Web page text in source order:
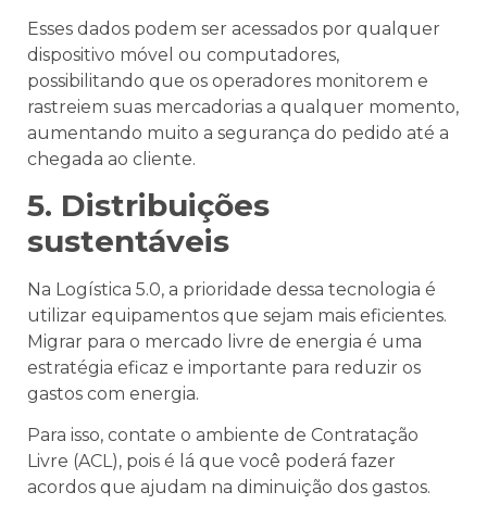
Esses dados podem ser acessados por qualquer
dispositivo móvel ou computadores,
possibilitando que os operadores monitorem e
rastreiem suas mercadorias a qualquer momento,
aumentando muito a segurança do pedido até a
chegada ao cliente.
5. Distribuições
sustentáveis
Na Logística 5.0, a prioridade dessa tecnologia é
utilizar equipamentos que sejam mais eficientes.
Migrar para o mercado livre de energia é uma
estratégia eficaz e importante para reduzir os
gastos com energia.
Para isso, contate o ambiente de Contratação
Livre (ACL), pois é lá que você poderá fazer
acordos que ajudam na diminuição dos gastos.